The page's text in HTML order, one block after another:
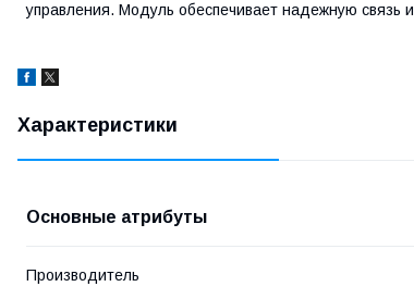
управления. Модуль обеспечивает надежную связь
Характеристики
Основные атрибуты
Производитель